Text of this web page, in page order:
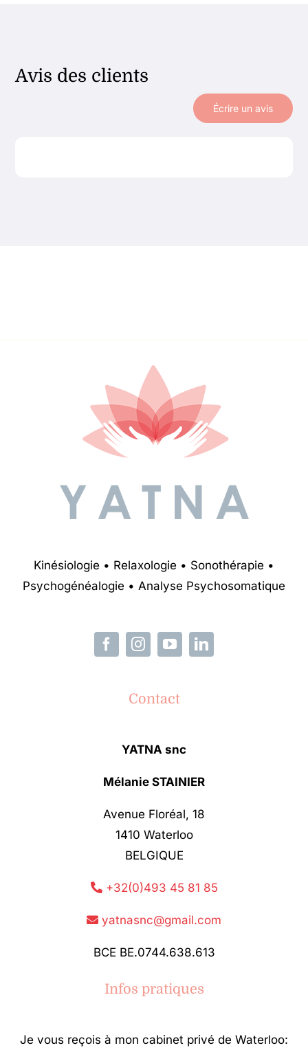
Avis des clients
Écrire un avis
Kinésiologie • Relaxologie • Sonothérapie •
Psychogénéalogie • Analyse Psychosomatique
Contact
YATNA snc
Mélanie STAINIER
Avenue Floréal, 18
1410 Waterloo
BELGIQUE
+32(0)493 45 81 85
yatnasnc@gmail.com
BCE BE.0744.638.613
Infos pratiques
Je vous reçois à mon cabinet privé de Waterloo: